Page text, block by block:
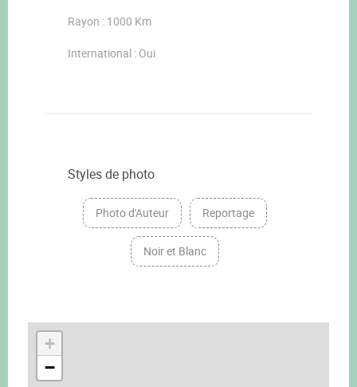
Rayon : 1000 Km
International : Oui
Styles de photo
Photo d'Auteur Reportage
Noir et Blanc
+
−